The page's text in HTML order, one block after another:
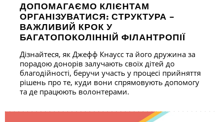
ДОПОМАГАЄМО КЛІЄНТАМ
ОРГАНІЗУВАТИСЯ: СТРУКТУРА –
ВАЖЛИВИЙ КРОК У
БАГАТОПОКОЛІННІЙ ФІЛАНТРОПІЇ
Дізнайтеся, як Джефф Кнаусс та його дружина за
порадою донорів залучають своїх дітей до
благодійності, беручи участь у процесі прийняття
рішень про те, куди вони спрямовують допомогу
та де працюють волонтерами.